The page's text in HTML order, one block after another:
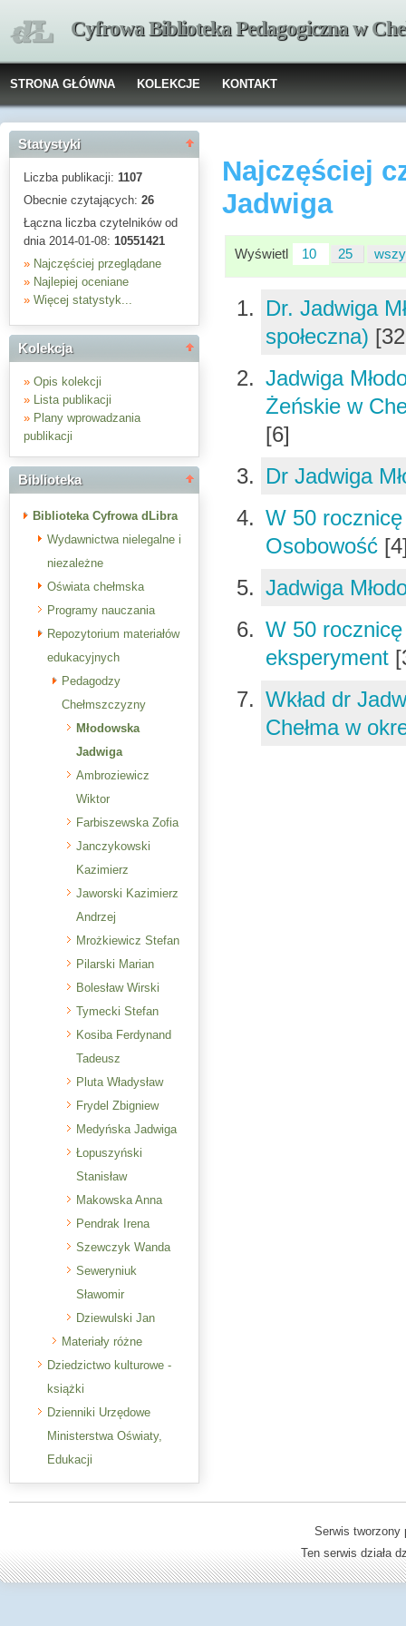
Cyfrowa Biblioteka Pedagogiczna w
STRONA GŁÓWNA KOLEKCJE KONTAKT
Statystyki
Liczba publikacji: 1107
Obecnie czytających: 26
Łączna liczba czytelników od
dnia 2014-01-08: 10551421
» Najczęściej przeglądane
» Najlepiej oceniane
» Więcej statystyk...
Kolekcja
» Opis kolekcji
» Lista publikacji
» Plany wprowadzania
publikacji
Biblioteka
Biblioteka Cyfrowa dLibra
Wydawnictwa nielegalne i
niezależne
Oświata chełmska
Programy nauczania
Repozytorium materiałów
edukacyjnych
Pedagodzy
Chełmszczyzny
Młodowska
Jadwiga
Ambroziewicz
Wiktor
Farbiszewska Zofia
Janczykowski
Kazimierz
Jaworski Kazimierz
Andrzej
Mrożkiewicz Stefan
Pilarski Marian
Bolesław Wirski
Tymecki Stefan
Kosiba Ferdynand
Tadeusz
Pluta Władysław
Frydel Zbigniew
Medyńska Jadwiga
Łopuszyński
Stanisław
Makowska Anna
Pendrak Irena
Szewczyk Wanda
Seweryniuk
Sławomir
Dziewulski Jan
Materiały różne
Dziedzictwo kulturowe -
książki
Dzienniki Urzędowe
Ministerstwa Oświaty,
Edukacji
Najczęściej
Jadwiga
Wyświetl 10 25
Dr. Jadwiga
społeczna)
Jadwiga
Żeńskie w
[6]
Dr Jadwiga
W 50
Osobowość
Jadwiga
W 50
eksperyment
Wkład dr
Chełma w
Serwis
Ten serwis działa